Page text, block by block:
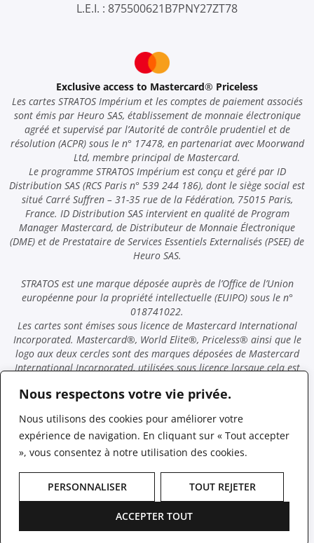
Nous respectons votre vie privée.
Nous utilisons des cookies pour améliorer votre
expérience de navigation. En cliquant sur « Tout accepter
», vous consentez à notre utilisation des cookies.
PERSONNALISER TOUT REJETER
ACCEPTER TOUT
L.E.I. : 875500621B7PNY27ZT78
Exclusive access to Mastercard® Priceless
Les cartes STRATOS Impérium et les comptes de paiement associés
sont émis par Heuro SAS, établissement de monnaie électronique
agréé et supervisé par l’Autorité de contrôle prudentiel et de
résolution (ACPR) sous le n° 17478, en partenariat avec Moorwand
Ltd, membre principal de Mastercard.
Le programme STRATOS Impérium est conçu et géré par ID
Distribution SAS (RCS Paris n° 539 244 186), dont le siège social est
situé Carré Suffren – 31-35 rue de la Fédération, 75015 Paris,
France. ID Distribution SAS intervient en qualité de Program
Manager Mastercard, de Distributeur de Monnaie Électronique
(DME) et de Prestataire de Services Essentiels Externalisés (PSEE) de
Heuro SAS.
STRATOS est une marque déposée auprès de l’Office de l’Union
européenne pour la propriété intellectuelle (EUIPO) sous le n°
018741022.
Les cartes sont émises sous licence de Mastercard International
Incorporated. Mastercard®, World Elite®, Priceless® ainsi que le
logo aux deux cercles sont des marques déposées de Mastercard
International Incorporated, utilisées sous licence lorsque cela est
Toute correspondance relative aux cartes ou aux comptes peut être
Fédération, 75015 Paris, France.
Découvrir Priceless
© 2018 - 2026, Tous droits réservés
Mentions légalesIntégration open bankingConditions générales
En savoir plus